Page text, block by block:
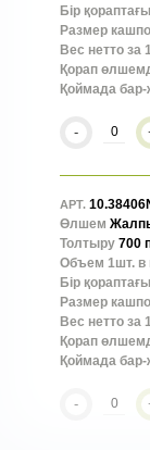
Бір
Размер
Вес нетто за
Қорап
Қоймада
-
АРТ.
Өлшем
Толтыру 700
Объем 1шт. в
Бір
Размер
Вес нетто за
Қорап
Қоймада
-